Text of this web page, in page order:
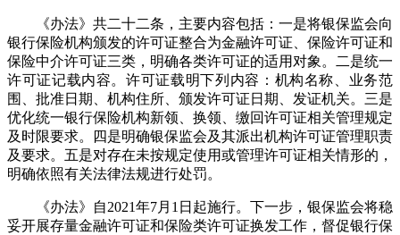
《办法》共二十二条，主要内容包括：一是将银保监会向
银行保险机构颁发的许可证整合为金融许可证、保险许可证和
保险中介许可证三类，明确各类许可证的适用对象。二是统一
许可证记载内容。许可证载明下列内容：机构名称、业务范
围、批准日期、机构住所、颁发许可证日期、发证机关。三是
优化统一银行保险机构新领、换领、缴回许可证相关管理规定
及时限要求。四是明确银保监会及其派出机构许可证管理职责
及要求。五是对存在未按规定使用或管理许可证相关情形的，
明确依照有关法律法规进行处罚。
《办法》自2021年7月1日起施行。下一步，银保监会将稳
妥开展存量金融许可证和保险类许可证换发工作，督促银行保